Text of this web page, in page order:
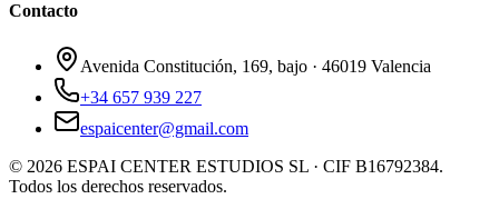
Contacto
Avenida Constitución, 169, bajo · 46019 Valencia
+34 657 939 227
espaicenter@gmail.com
© 2026 ESPAI CENTER ESTUDIOS SL · CIF B16792384.
Todos los derechos reservados.